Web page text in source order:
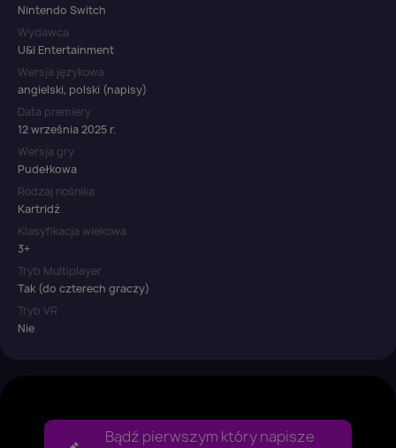
Nintendo Switch
Wydawca
U&I Entertainment
Wersja językowa
angielski, polski (napisy)
Data premiery
12 września 2025 r.
Wersja gry
Pudełkowa
Rodzaj nośnika
Kartridż
Klasyfikacja wiekowa
3+
Tryb Multiplayer
Tak (do czterech graczy)
Tryb VR
Nie
Bądź pierwszym który napisze